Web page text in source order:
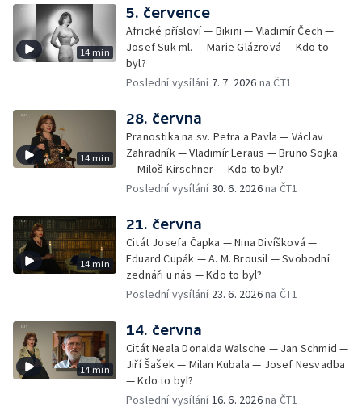
14 min
5. července
Africké přísloví — Bikini — Vladimír Čech —
Josef Suk ml. — Marie Glázrová — Kdo to
byl?
Poslední vysílání 7. 7. 2026 na ČT1
14 min
28. června
Pranostika na sv. Petra a Pavla — Václav
Zahradník — Vladimír Leraus — Bruno Sojka
— Miloš Kirschner — Kdo to byl?
Poslední vysílání30. 6. 2026na ČT1
14 min
21. června
Citát Josefa Čapka — Nina Divíšková —
Eduard Cupák — A. M. Brousil — Svobodní
zednáři u nás — Kdo to byl?
Poslední vysílání 23. 6. 2026na ČT1
14 min
14. června
Citát Neala Donalda Walsche — Jan Schmid —
Jiří Šašek — Milan Kubala — Josef Nesvadba
— Kdo to byl?
Poslední vysílání16. 6. 2026na ČT1